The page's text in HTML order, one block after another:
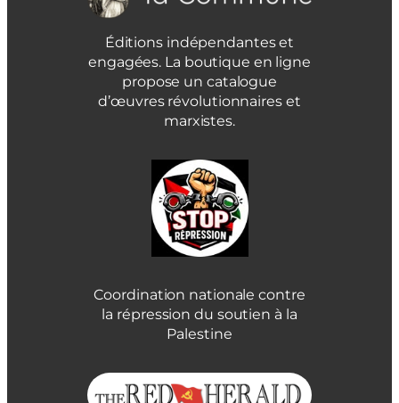
Éditions indépendantes et
engagées. La boutique en ligne
propose un catalogue
d’œuvres révolutionnaires et
marxistes.
Coordination nationale contre
la répression du soutien à la
Palestine